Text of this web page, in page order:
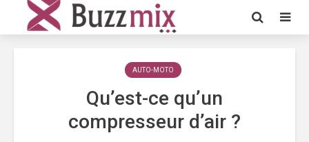
AUTO-MOTO
Qu’est-ce qu’un
compresseur d’air ?